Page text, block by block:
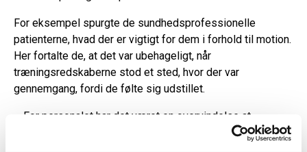
For eksempel spurgte de sundhedsprofessionelle
patienterne, hvad der er vigtigt for dem i forhold til motion.
Her fortalte de, at det var ubehageligt, når
træningsredskaberne stod et sted, hvor der var
gennemgang, fordi de følte sig udstillet.
– For personalet har det været en overvindelse at
medinddrage patienterne i så udstrakt grad og vende tiltag